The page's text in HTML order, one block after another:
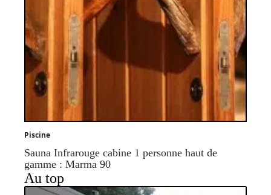
Piscine
Sauna Infrarouge cabine 1 personne haut de
gamme : Marma 90
Au top